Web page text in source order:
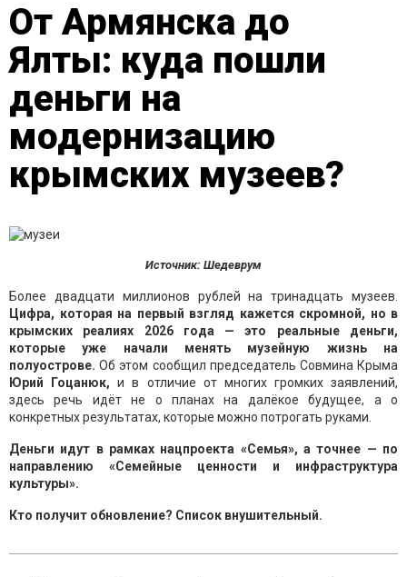
От Армянска до
Ялты: куда пошли
деньги на
модернизацию
крымских музеев?
Источник: Шедеврум
Более двадцати миллионов рублей на тринадцать музеев.
Цифра, которая на первый взгляд кажется скромной, но в
крымских реалиях 2026 года — это реальные деньги,
которые уже начали менять музейную жизнь на
полуострове.Об этом сообщил председатель Совмина Крыма
Юрий Гоцанюк, и в отличие от многих громких заявлений,
здесь речь идёт не о планах на далёкое будущее, а о
конкретных результатах, которые можно потрогать руками.
Деньги идут в рамках нацпроекта «Семья», а точнее — по
направлению «Семейные ценности и инфраструктура
культуры».
Кто получит обновление? Список внушительный.